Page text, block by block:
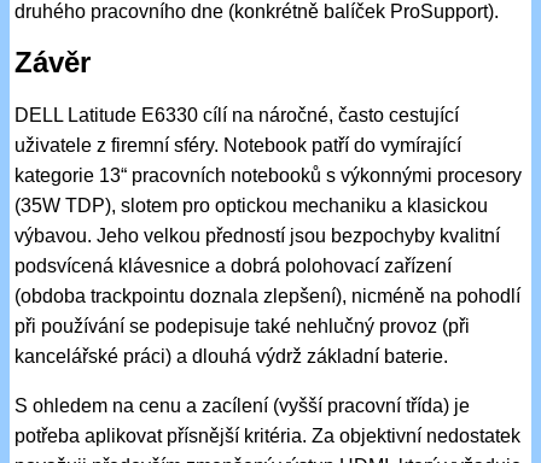
druhého pracovního dne (konkrétně balíček ProSupport).
Závěr
DELL Latitude E6330 cílí na náročné, často cestující
uživatele z firemní sféry. Notebook patří do vymírající
kategorie 13“ pracovních notebooků s výkonnými procesory
(35W TDP), slotem pro optickou mechaniku a klasickou
výbavou. Jeho velkou předností jsou bezpochyby kvalitní
podsvícená klávesnice a dobrá polohovací zařízení
(obdoba trackpointu doznala zlepšení), nicméně na pohodlí
při používání se podepisuje také nehlučný provoz (při
kancelářské práci) a dlouhá výdrž základní baterie.
S ohledem na cenu a zacílení (vyšší pracovní třída) je
potřeba aplikovat přísnější kritéria. Za objektivní nedostatek